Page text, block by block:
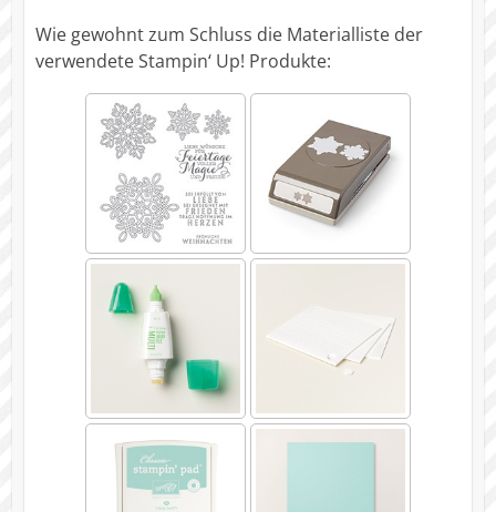
Wie gewohnt zum Schluss die Materialliste der
verwendete Stampin‘ Up! Produkte: